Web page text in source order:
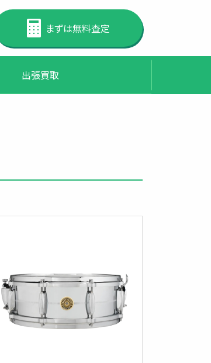
まずは無料査定
出張買取